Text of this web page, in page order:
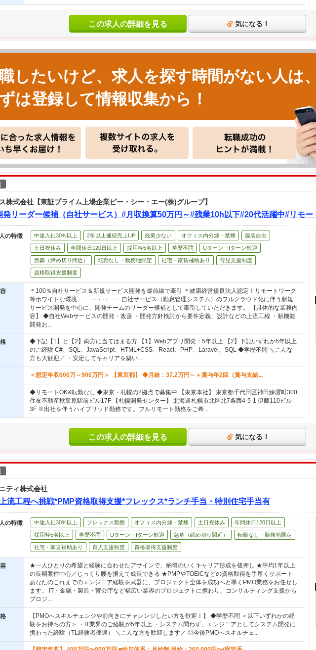
この求人の詳細を見る 気になる！
したいけど、求人を探す時間がない人は、
は登録して情報収集から！
株式会社【東証プライム上場企業ピー・シー・エー(株)グループ】
発リーダー候補（自社サービス）#月収換算50万円～#残業10h以下#20代活躍中#リモー
の特徴 中途入社30%以上 2年以上連続売上UP 残業少ない オフィス内分煙・禁煙 服装自由
土日祝休み 年間休日120日以上 採用枠5名以上 学歴不問 Uターン・Iターン歓迎
急募（締め切り間近） 転勤なし・勤務地限定 社宅・家賃補助あり 育児支援制度
資格取得支援制度
＊100％自社サービス＆新規サービス開発を最前線で牽引 ＊健康経営優良法人認定！リモートワーク
等ホワイトな環境 ━…‥・‥…━ 自社サービス（勤怠管理システム）のフルクラウド化に伴う新規
サービス開発を中心に、開発チームのリーダー候補として牽引していただきます。 【具体的な業務内
容】 ◆自社Webサービスの開発・改善 ・開発方針検討から要件定義、設計などの上流工程 ・新機能
開発お...
◆下記【1】と【2】両方に当てはまる方 【1】Webアプリ開発：5年以上 【2】下記いずれか5年以上
のご経験 C#、SQL、JavaScript、HTML+CSS、React、PHP、Laravel、SQL ◆学歴不問 ＼こんな
方も大歓迎／ ・安定してキャリアを築い...
＜想定年収600万～900万円＞ 【東京都】 ◆月給：37.2万円～＋賞与年2回（賞与支給...
◆リモートOK&転勤なし ◆東京・札幌の2拠点で募集中 【東京本社】 東京都千代田区神田練塀町300
住友不動産秋葉原駅前ビル17F 【札幌開発センター】 北海道札幌市北区北7条西4-5-1 伊藤110ビル
3F ※出社を伴うハイブリッド勤務です。フルリモート勤務をご希...
この求人の詳細を見る 気になる！
ティ株式会社
流工程へ挑戦*PMP資格取得支援*フレックス*ランチ手当・特別住宅手当有
の特徴 中途入社30%以上 フレックス勤務 オフィス内分煙・禁煙 土日祝休み 年間休日120日以上
採用枠5名以上 学歴不問 Uターン・Iターン歓迎 急募（締め切り間近） 転勤なし・勤務地限定
社宅・家賃補助あり 育児支援制度 資格取得支援制度
★一人ひとりの希望と経験に合わせたアサインで、納得のいくキャリア形成を後押し ★平均1年以上
の長期案件中心／じっくり腰を据えて成長できる ★PMPやTOEICなどの資格取得を手厚くサポート
あなたのこれまでのエンジニア経験を武器に、プロジェクト全体を成功へと導くPMO業務をお任せし
ます。 IT・金融・製造・官公庁など幅広い業界のプロジェクトに携わり、コンサルティング支援から
プロジ...
【PMOへスキルチェンジや前向きにチャレンジしたい方を歓迎！】 ◆学歴不問 ＜以下いずれかの経
験をお持ちの方＞ ・IT業界のご経験が5年以上 ・システム問わず、エンジニアとしてシステム開発に
携わった経験（TL経験者優遇） ＼こんな方を歓迎します／ ◎今後PMOへスキルチェ...